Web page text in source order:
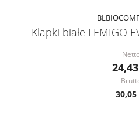
Klapki białe LEMIGO
30,05